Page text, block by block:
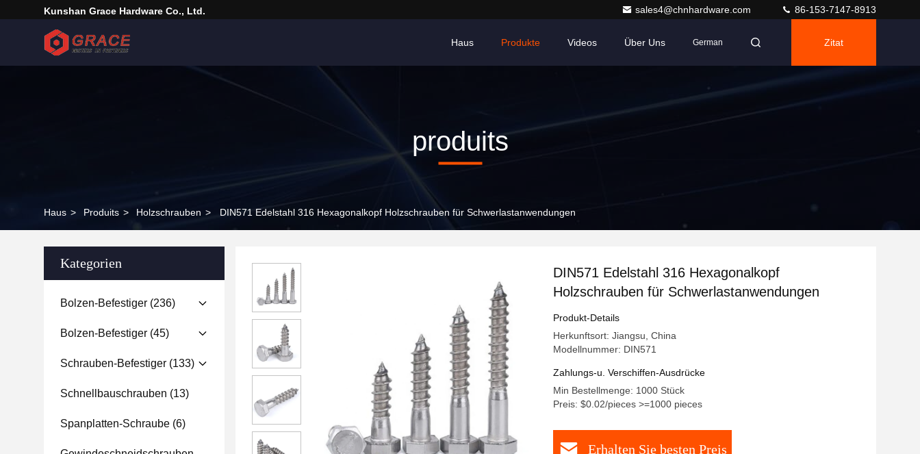
Kunshan Grace Hardware Co., Ltd. sales4@chnhardware.com 86-153-7147-8913
Haus Produkte Videos Über Uns German Zitat
produits
Haus > Produits > Holzschrauben > DIN571 Edelstahl 316 Hexagonalkopf Holzschrauben für Schwerlastanwendungen
Kategorien
Bolzen-Befestiger (236)
Bolzen-Befestiger (45)
Schrauben-Befestiger (133)
Schnellbauschrauben (13)
Spanplatten-Schraube (6)
DIN571 Edelstahl 316 Hexagonalkopf
Holzschrauben für Schwerlastanwendungen
Produkt-Details
Herkunftsort: Jiangsu, China
Modellnummer: DIN571
Zahlungs-u. Verschiffen-Ausdrücke
Min Bestellmenge: 1000 Stück
Preis: $0.02/pieces >=1000 pieces
Erhalten Sie besten Preis